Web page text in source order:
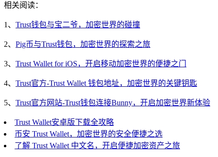
相关阅读：
1、 Trust钱包与宝二爷，加密世界的碰撞
2、 Pig币与Trust钱包，加密世界的探索之旅
3、 Trust Wallet for iOS，开启移动加密世界的便捷之门
4、 Trust官方-Trust Wallet 钱包地址，加密世界的关键钥匙
5、 Trust官方网站-Trust钱包连接Bunny，开启加密世界新体验
Trust Wallet安卓版下载全攻略
币安 Trust Wallet，加密世界的安全便捷之选
了解 Trust Wallet 中文名，开启便捷加密资产之旅